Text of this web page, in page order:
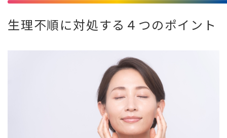
生理不順に対処する４つのポイント